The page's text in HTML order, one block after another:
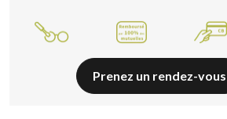
Prenez un rendez-vous